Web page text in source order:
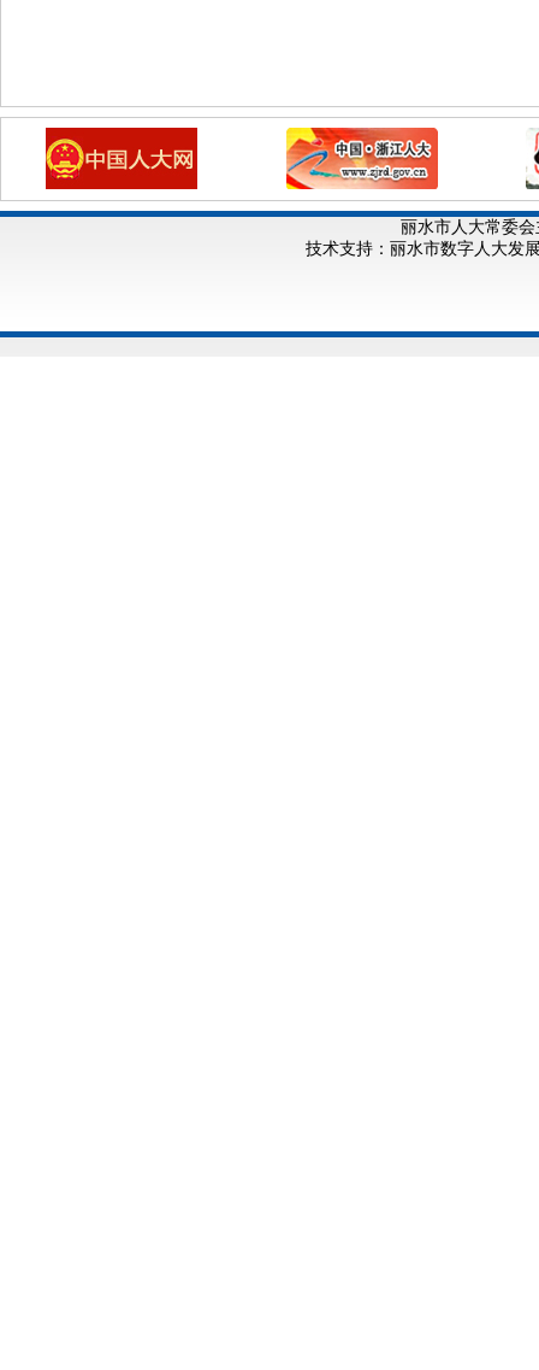
丽水市人大常委会
技术支持：丽水市数字人大发